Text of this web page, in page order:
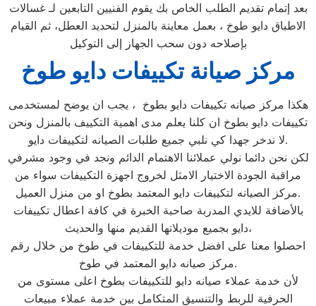
بعد إتمام تقديم الطلب الخاص بك يقوم الفنيين التابعين لـ غسالات
الاطباق دايو طوخ ، بعمل معاينة بالمنزل لتحديد العطل، ثم القيام
بإصلاحه دون سحب الجهاز إلى التوكيل
مركز صيانة تكييفات دايو طوخ
هكذا مركز صيانه تكييفات دايو بطوخ ، يجب ان يوضح لمستخدمى
تكييفات دايو بطوخ ان كلنا يعلم مدى اهمية التكييف بالمنزل ونحن
لا ندخر جهدا كي نلبي جميع طلبات الصيانه لتكييفات دايو.
لكن نحن دائما نولي عملائنا الاهتمام الدائم ونجد في وجود مشرفي
مراقبة الجودة الاختيار الامثل لخروج اجهزة التكييفات سواء من
مركز الصيانه لتكييفات دايو المعتمد بطوخ او من منزل العميل.
بالأضافة للايدي المدربة صاحبة الخبرة في كافة اعطال تكييفات
دايو بجميع موديلاتها القديم منها والحديث،
احصلوا معنا على افضل خدمة للتكييفات في طوخ من خلال رقم
مركز صيانه دايو المعتمد في طوخ.
لأن خدمة عملاء صيانه دايو للتكييفات بطوخ اعلى مستوى من
الحرفية للربط والتنسيق المتكامل بين خدمة عملاء مبيعات